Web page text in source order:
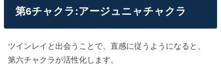
第6チャクラ:アージュニャチャクラ
ツインレイと出会うことで、直感に従うようになると、
第六チャクラが活性化します。